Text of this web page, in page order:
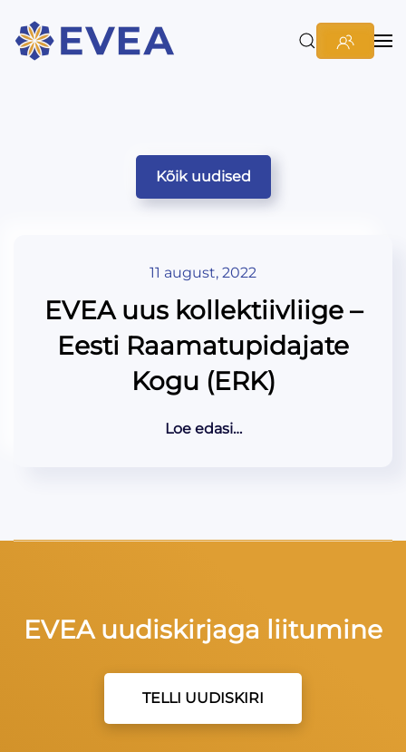
Kõik uudised
11 august, 2022
EVEA uus kollektiivliige –
Eesti Raamatupidajate
Kogu (ERK)
Loe edasi…
EVEA uudiskirjaga liitumine
TELLI UUDISKIRI